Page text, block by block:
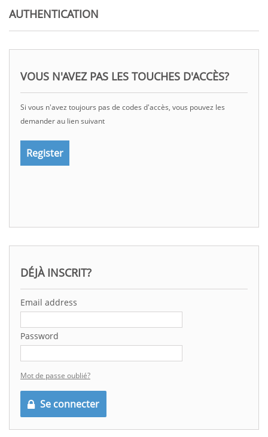
AUTHENTICATION
VOUS N'AVEZ PAS LES TOUCHES D'ACCÈS?
Si vous n'avez toujours pas de codes d'accès, vous pouvez les
demander au lien suivant
Register
DÉJÀ INSCRIT?
Email address
Password
Mot de passe oublié?
Se connecter